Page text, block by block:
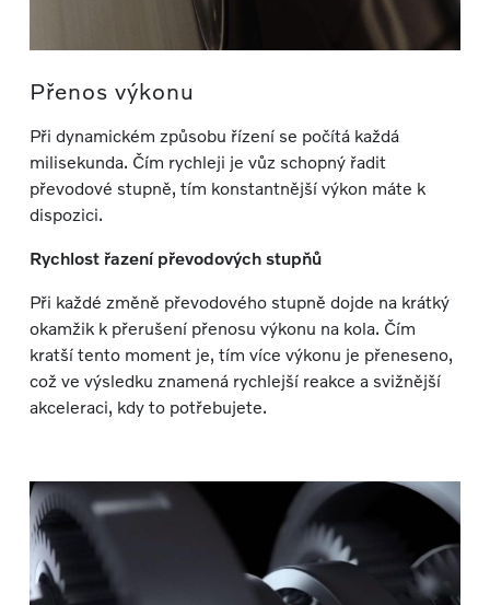
Přenos výkonu
Při dynamickém způsobu řízení se počítá každá
milisekunda. Čím rychleji je vůz schopný řadit
převodové stupně, tím konstantnější výkon máte k
dispozici.
Rychlost řazení převodových stupňů
Při každé změně převodového stupně dojde na krátký
okamžik k přerušení přenosu výkonu na kola. Čím
kratší tento moment je, tím více výkonu je přeneseno,
což ve výsledku znamená rychlejší reakce a svižnější
akceleraci, kdy to potřebujete.